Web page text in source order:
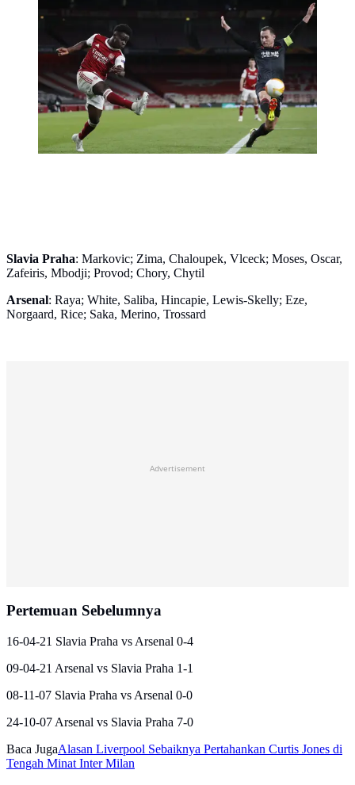
Striker Arsenal, Bukayo Saka (kiri) melepaskan umpan
yang coba dihalangi bek Slavia Praha, Jan Boril dalam
laga leg pertama perempatfinal Liga Europa 2020/2021
di Emirates Stadium, London, Kamis (8/4/2021).
Arsenal bermain imbang 1-1 dengan Slavia Praha.
(AP/Alastair Grant)
Slavia Praha: Markovic; Zima, Chaloupek, Vlceck; Moses, Oscar,
Zafeiris, Mbodji; Provod; Chory, Chytil
Arsenal: Raya; White, Saliba, Hincapie, Lewis-Skelly; Eze,
Norgaard, Rice; Saka, Merino, Trossard
Advertisement
Pertemuan Sebelumnya
16-04-21 Slavia Praha vs Arsenal 0-4
09-04-21 Arsenal vs Slavia Praha 1-1
08-11-07 Slavia Praha vs Arsenal 0-0
24-10-07 Arsenal vs Slavia Praha 7-0
Baca JugaAlasan Liverpool Sebaiknya Pertahankan Curtis Jones di
Tengah Minat Inter Milan